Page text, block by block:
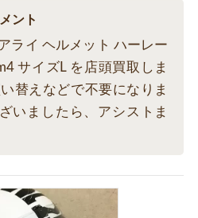
ント
ライ ヘルメット ハーレー
サイズL を店頭買取しま
替えなどで不要になりま
いましたら、アシストま